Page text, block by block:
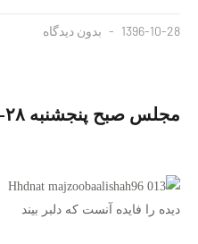
1396-10-28 بدون دیدگاه
مجلس صبح پنجشنبه ۲۸-۱۰-۹۶ آقایان
دیده را فایده آنست که دلبر بیند